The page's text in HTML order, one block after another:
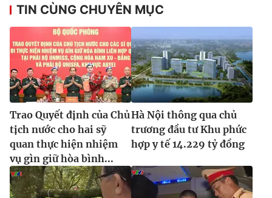
TIN CÙNG CHUYÊN MỤC
Trao Quyết định của Chủ
tịch nước cho hai sỹ
quan thực hiện nhiệm
vụ gìn giữ hòa bình...
Hà Nội thông qua chủ
trương đầu tư Khu phức
hợp y tế 14.229 tỷ đồng